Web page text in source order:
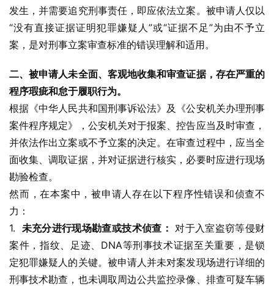
发生，并需要追究刑事责任，即应依法立案。被申请人仅以
“没有直接证据证明犯罪嫌疑人”或“证据不足”为由不予立
案，是对刑事立案审查标准的错误理解和适用。
二、被申请人未全面、客观地收集和审查证据，存在严重的
程序瑕疵和怠于履职行为。
根据《中华人民共和国刑事诉讼法》及《公安机关办理刑事
案件程序规定》，公安机关对于报案、控告应当及时审查，
并依法作出立案或不予立案的决定。在审查过程中，应当全
面收集、调取证据，并对证据进行核实，必要时应进行现场
勘验检查。
然而，在本案中，被申请人存在以下程序性错误和侦查不
力：
1. 未充分进行现场勘查或技术侦查： 对于入室盗窃等侵财
案件，指纹、足迹、DNA等刑事技术证据至关重要，是锁
定犯罪嫌疑人的关键。被申请人并未对案发现场进行详细的
刑事技术勘查，也未调取周边公共监控录像、排查可疑车辆